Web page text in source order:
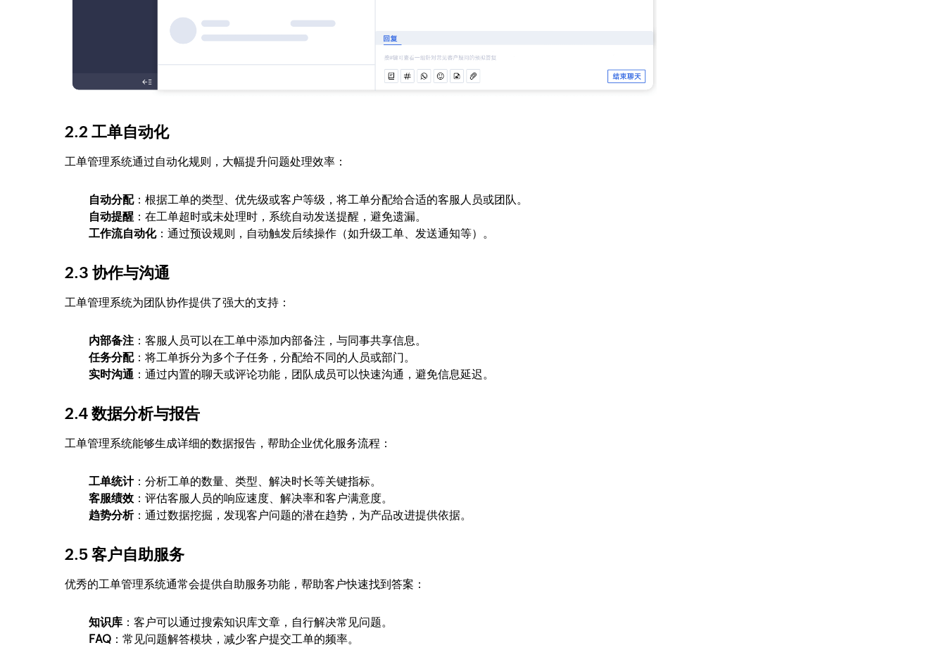
2.2 工单自动化
工单管理系统通过自动化规则，大幅提升问题处理效率：
自动分配：根据工单的类型、优先级或客户等级，将工单分配给合适的客服人员或团队。
自动提醒 ：在工单超时或未处理时，系统自动发送提醒，避免遗漏。
工作流自动化：通过预设规则，自动触发后续操作（如升级工单、发送通知等）。
2.3 协作与沟通
工单管理系统为团队协作提供了强大的支持：
内部备注 ：客服人员可以在工单中添加内部备注，与同事共享信息。
任务分配：将工单拆分为多个子任务，分配给不同的人员或部门。
实时沟通 ：通过内置的聊天或评论功能，团队成员可以快速沟通，避免信息延迟。
2.4 数据分析与报告
工单管理系统能够生成详细的数据报告，帮助企业优化服务流程：
工单统计：分析工单的数量、类型、解决时长等关键指标。
客服绩效 ：评估客服人员的响应速度、解决率和客户满意度。
趋势分析：通过数据挖掘，发现客户问题的潜在趋势，为产品改进提供依据。
2.5 客户自助服务
优秀的工单管理系统通常会提供自助服务功能，帮助客户快速找到答案：
知识库 ：客户可以通过搜索知识库文章，自行解决常见问题。
FAQ ：常见问题解答模块，减少客户提交工单的频率。